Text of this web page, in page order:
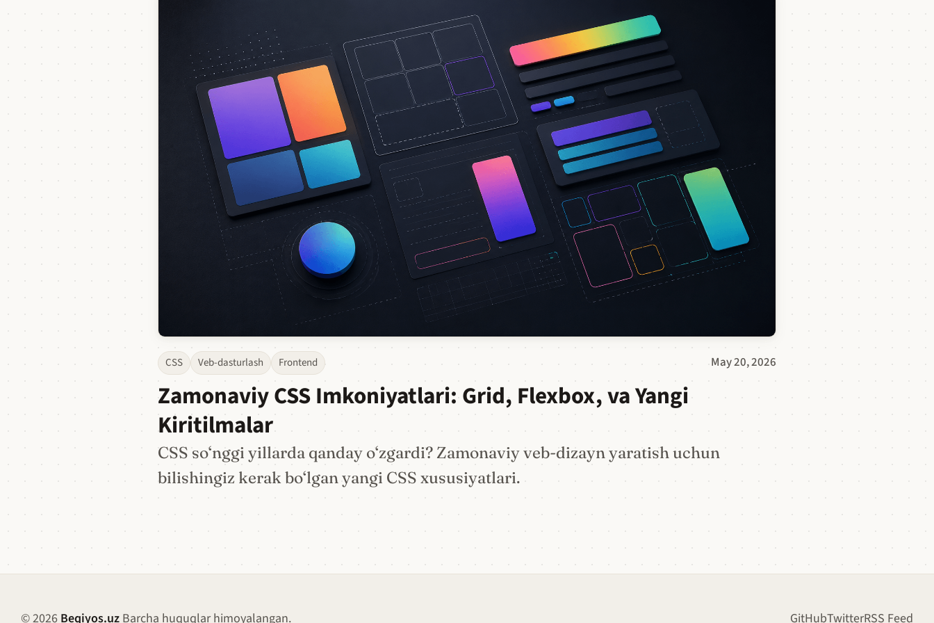
CSS Veb-dasturlash Frontend May 20, 2026
Zamonaviy CSS Imkoniyatlari: Grid, Flexbox, va Yangi
Kiritilmalar
CSS so‘nggi yillarda qanday o‘zgardi? Zamonaviy veb-dizayn yaratish uchun
bilishingiz kerak bo‘lgan yangi CSS xususiyatlari.
© 2026 Beqiyos.uz Barcha huquqlar himoyalangan. GitHubTwitterRSS Feed